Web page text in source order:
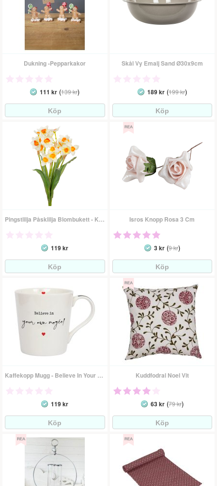
Dukning -Pepparkakor
111 kr (139 kr)
Skål Vy Emalj Sand Ø30x9cm
189 kr(199 kr)
Pingstlilja Påsklilja Blombukett - Konstväxt
119 kr
Isros Knopp Rosa 3 Cm
3 kr(9 kr)
Kaffekopp Mugg - Believe In Your Own Magic
119 kr
Kuddfodral Noel Vit
63 kr(79 kr)